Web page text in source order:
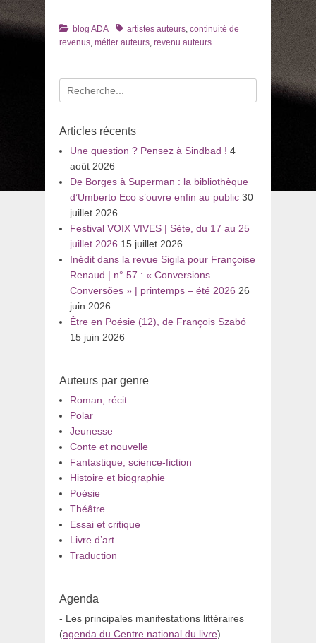
Catégories
blog ADA Tagsartistes auteurs continuité de
revenus métier auteurs revenu auteurs
Recherche
pour
Articles récents
Une question ? Pensez à Sindbad ! 4
août 2026
De Borges à Superman : la bibliothèque
d’Umberto Eco s’ouvre enfin au public 30
juillet 2026
Festival VOIX VIVES | Sète, du 17 au 25
juillet 2026 15 juillet 2026
Inédit dans la revue Sigila pour Françoise
Renaud | n° 57 : « Conversions –
Conversões » | printemps – été 2026 26
juin 2026
Être en Poésie (12), de François Szabó
15 juin 2026
Auteurs par genre
Roman, récit
Polar
Jeunesse
Conte et nouvelle
Fantastique, science-fiction
Histoire et biographie
Poésie
Théâtre
Essai et critique
Livre d’art
Traduction
Agenda
- Les principales manifestations littéraires
(agenda du Centre national du livre)